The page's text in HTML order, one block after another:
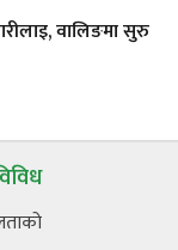
वालिङमा सुरु